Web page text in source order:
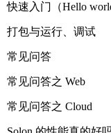
快速入门（Hello
打包与运行、调试
常见问答
常见问答之 Web
常见问答之 Cloud